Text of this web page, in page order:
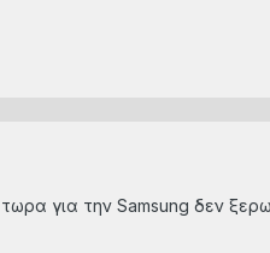
για την Samsung δεν